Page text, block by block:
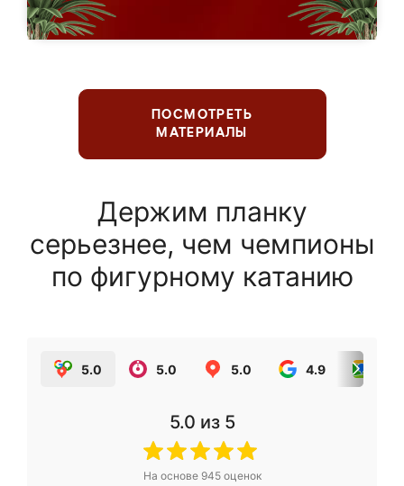
ПОСМОТРЕТЬ
МАТЕРИАЛЫ
Держим планку
серьезнее, чем чемпионы
по фигурному катанию
5.0 5.0 5.0 4.9
5.0 из 5
На основе 945оценок